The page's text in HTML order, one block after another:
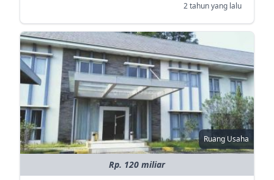
2 tahun yang lalu
Ruang Usaha
Rp. 120 miliar